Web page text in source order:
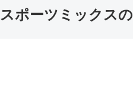
スポーツミックス